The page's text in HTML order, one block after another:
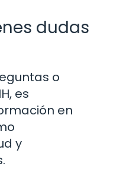
dudas
o
es
en
y